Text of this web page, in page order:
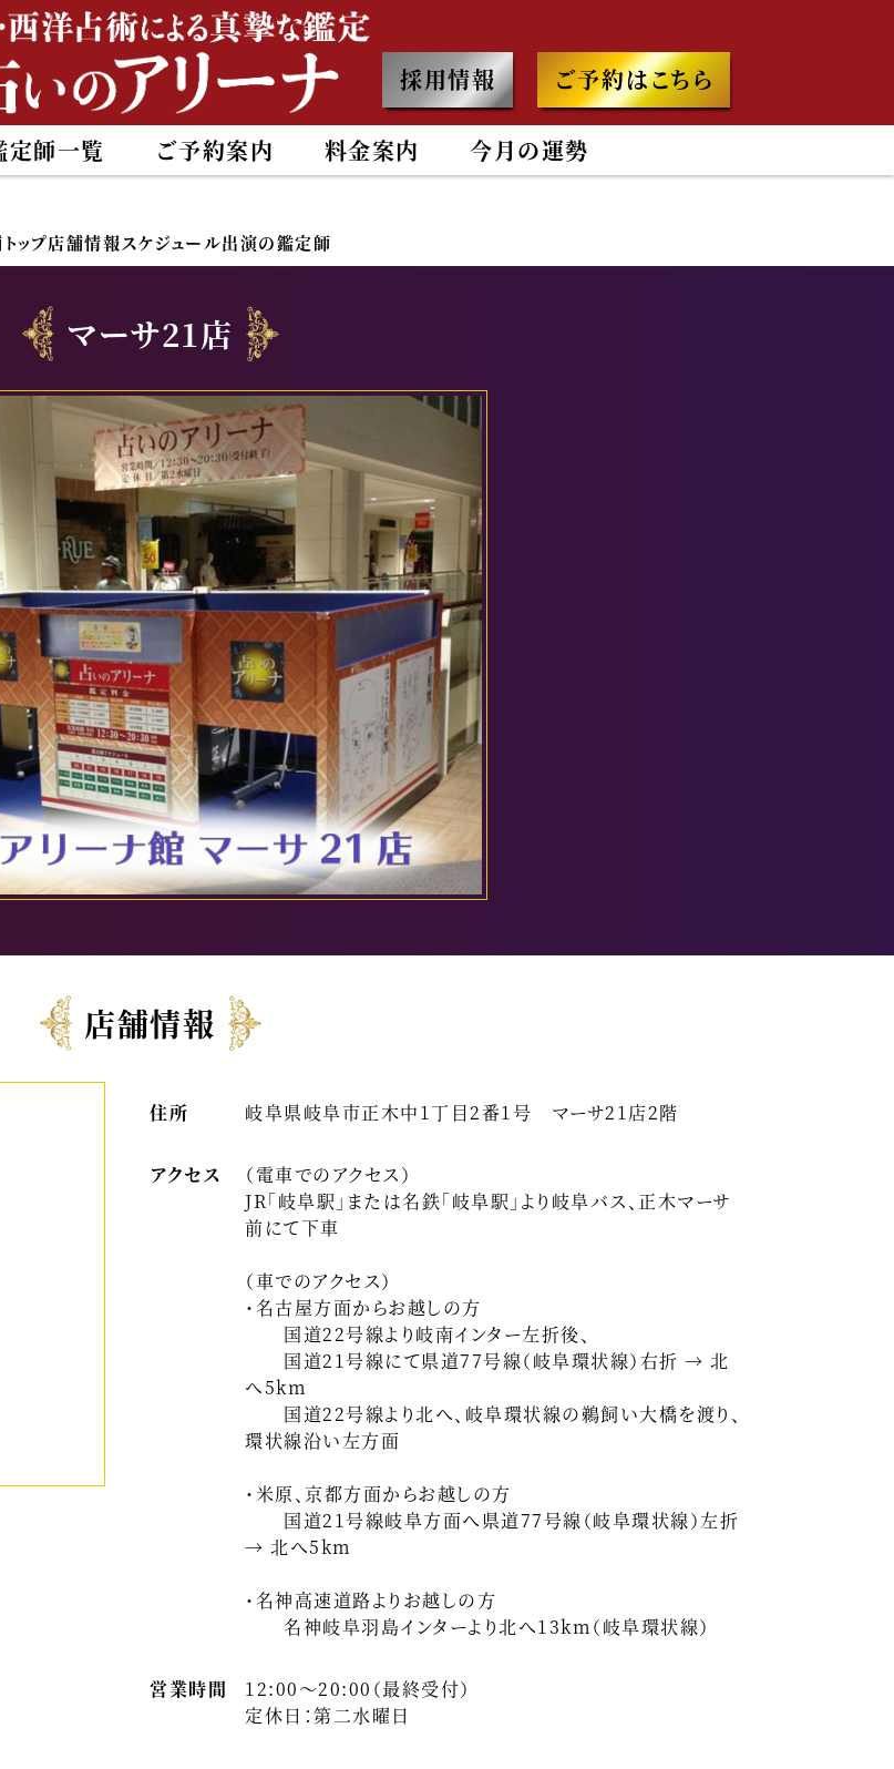
採用情報 ご予約はこちら
定師一覧 ご予約案内 料金案内 今月の運勢
ップ店舗情報スケジュール出演の鑑定師
マーサ21店
店舗情報
住所 岐阜県岐阜市正木中1丁目2番1号 マーサ21店2階
アクセス
（電車でのアクセス）
JR「岐阜駅」または名鉄「岐阜駅」より岐阜バス、正木マーサ
前にて下車
（車でのアクセス）
・名古屋方面からお越しの方
国道22号線より岐南インター左折後、
国道21号線にて県道77号線（岐阜環状線）右折 → 北
へ5km
国道22号線より北へ、岐阜環状線の鵜飼い大橋を渡り、
環状線沿い左方面
・米原、京都方面からお越しの方
国道21号線岐阜方面へ県道77号線（岐阜環状線）左折
→ 北へ5km
・名神高速道路よりお越しの方
名神岐阜羽島インターより北へ13km（岐阜環状線）
営業時間
12:00～20:00（最終受付）
定休日：第二水曜日